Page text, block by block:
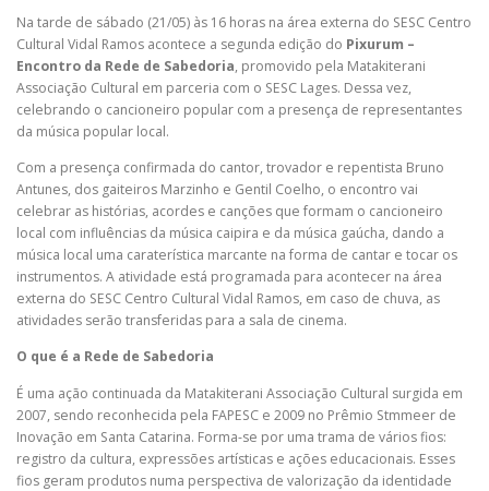
Na tarde de sábado (21/05) às 16 horas na área externa do SESC Centro
Cultural Vidal Ramos acontece a segunda edição do Pixurum –
Encontro da Rede de Sabedoria, promovido pela Matakiterani
Associação Cultural em parceria com o SESC Lages. Dessa vez,
celebrando o cancioneiro popular com a presença de representantes
da música popular local.
Com a presença confirmada do cantor, trovador e repentista Bruno
Antunes, dos gaiteiros Marzinho e Gentil Coelho, o encontro vai
celebrar as histórias, acordes e canções que formam o cancioneiro
local com influências da música caipira e da música gaúcha, dando a
música local uma caraterística marcante na forma de cantar e tocar os
instrumentos. A atividade está programada para acontecer na área
externa do SESC Centro Cultural Vidal Ramos, em caso de chuva, as
atividades serão transferidas para a sala de cinema.
O que é a Rede de Sabedoria
É uma ação continuada da Matakiterani Associação Cultural surgida em
2007, sendo reconhecida pela FAPESC e 2009 no Prêmio Stmmeer de
Inovação em Santa Catarina. Forma-se por uma trama de vários fios:
registro da cultura, expressões artísticas e ações educacionais. Esses
fios geram produtos numa perspectiva de valorização da identidade